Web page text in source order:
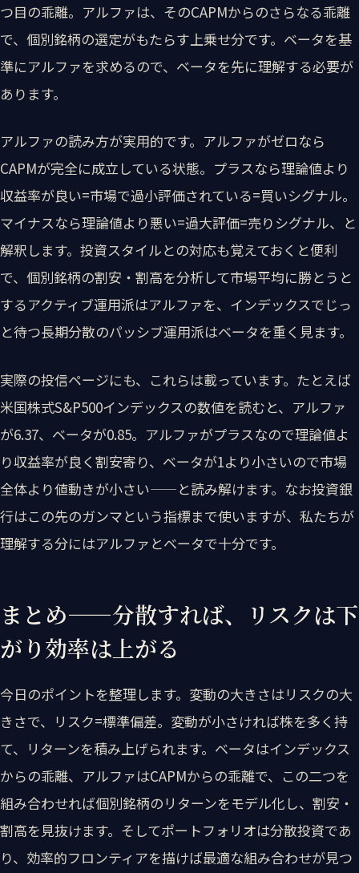
つ目の乖離。アルファは、そのCAPMからのさらなる乖離
で、個別銘柄の選定がもたらす上乗せ分です。ベータを基
準にアルファを求めるので、ベータを先に理解する必要が
あります。
アルファの読み方が実用的です。アルファがゼロなら
CAPMが完全に成立している状態。プラスなら理論値より
収益率が良い=市場で過小評価されている=買いシグナル。
マイナスなら理論値より悪い=過大評価=売りシグナル、と
解釈します。投資スタイルとの対応も覚えておくと便利
で、個別銘柄の割安・割高を分析して市場平均に勝とうと
するアクティブ運用派はアルファを、インデックスでじっ
と待つ長期分散のパッシブ運用派はベータを重く見ます。
実際の投信ページにも、これらは載っています。たとえば
米国株式S&P500インデックスの数値を読むと、アルファ
が6.37、ベータが0.85。アルファがプラスなので理論値よ
り収益率が良く割安寄り、ベータが1より小さいので市場
全体より値動きが小さい——と読み解けます。なお投資銀
行はこの先のガンマという指標まで使いますが、私たちが
理解する分にはアルファとベータで十分です。
まとめ——分散すれば、リスクは下
がり効率は上がる
今日のポイントを整理します。変動の大きさはリスクの大
きさで、リスク=標準偏差。変動が小さければ株を多く持
て、リターンを積み上げられます。ベータはインデックス
からの乖離、アルファはCAPMからの乖離で、この二つを
組み合わせれば個別銘柄のリターンをモデル化し、割安・
割高を見抜けます。そしてポートフォリオは分散投資であ
り、効率的フロンティアを描けば最適な組み合わせが見つ